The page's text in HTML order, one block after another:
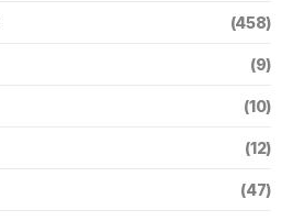
(458)
(9)
(10)
(12)
(47)